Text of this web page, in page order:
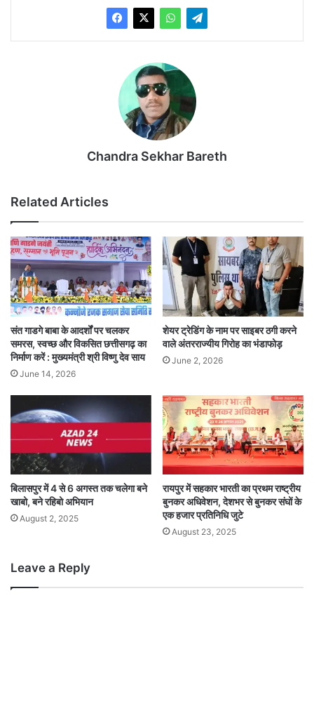
Chandra Sekhar Bareth
Related Articles
संत गाडगे बाबा के आदर्शों पर चलकर
समरस, स्वच्छ और विकसित छत्तीसगढ़ का
निर्माण करें : मुख्यमंत्री श्री विष्णु देव साय
June 14, 2026
शेयर ट्रेडिंग के नाम पर साइबर ठगी करने
वाले अंतरराज्यीय गिरोह का भंडाफोड़
June 2, 2026
बिलासपुर में 4 से 6 अगस्त तक चलेगा बने
खाबो, बने रहिबो अभियान
August 2, 2025
रायपुर में सहकार भारती का प्रथम राष्ट्रीय
बुनकर अधिवेशन, देशभर से बुनकर संघों के
एक हजार प्रतिनिधि जुटे
August 23, 2025
Leave a Reply